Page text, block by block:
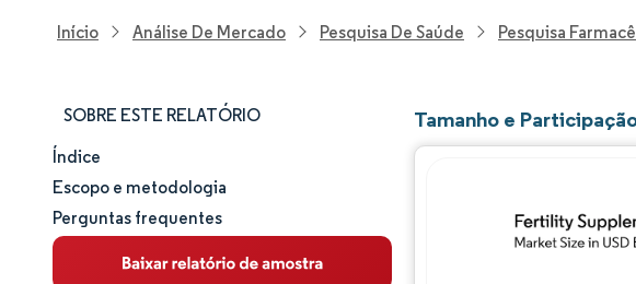
Início Análise De Mercado Pesquisa De Saúde Pesquisa
SOBRE ESTE RELATÓRIO
Tamanho e participação de mercado
Análise de mercado
Tendências e insights
Índice
Escopo e metodologia
Perguntas frequentes
Tamanho e